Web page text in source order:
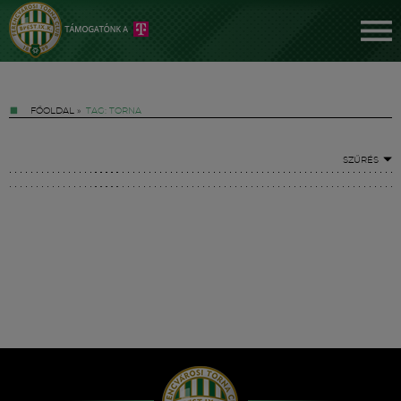
FŐOLDAL » TAG: TORNA
SZŰRÉS
Hírek